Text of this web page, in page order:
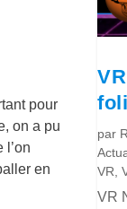
pour
on a pu
l’on
en
par
VR ,
VR